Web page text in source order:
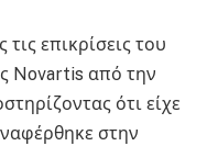
επικρίσεις του
Novartis από την
ότι είχε
στην